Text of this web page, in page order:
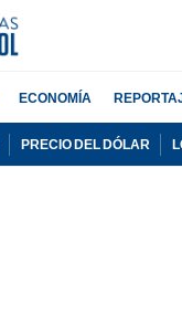
ECONOMÍA
PRECIO DEL DÓLAR